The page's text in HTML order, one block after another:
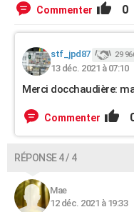
Commenter 0
stf_jpd87 29
13 déc. 2021 à 07:10
Merci docchaudière:
Commenter
RÉPONSE 4 / 4
Mae
12 déc. 2021 à 19:33